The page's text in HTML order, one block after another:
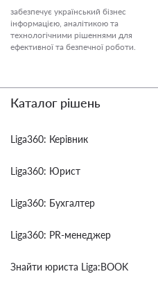
забезпечує український бізнес
інформацією, аналітикою та
технологічними рішеннями для
ефективної та безпечної роботи.
Каталог рішень
Liga360: Керівник
Liga360: Юрист
Liga360: Бухгалтер
Liga360: PR-менеджер
Знайти юриста Liga:BOOK